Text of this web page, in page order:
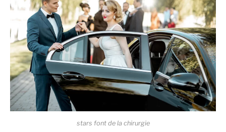
stars font de la chirurgie